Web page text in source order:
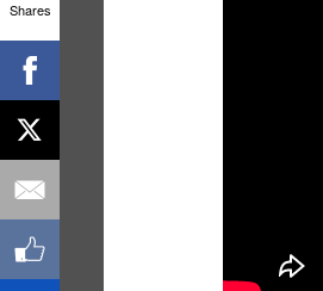
Shares